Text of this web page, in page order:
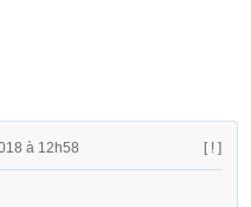
à 12h58 [ ! ]